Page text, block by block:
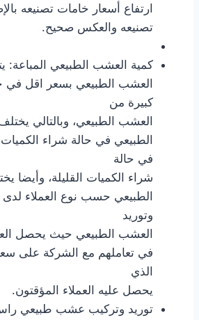
ارتفاع أسعار خامات تصنيعه
تصنيعه والعكس صحيح.
كمية العشب الطبيعي المباعة:
العشب الطبيعي بسعر اقل في
كبيرة من
العشب الطبيعي، وبالتالي
الطبيعي في حالة شراء
في حالة
شراء الكميات القليلة، وأيضا
الطبيعي حسب نوع العملاء
وتوريد
العشب الطبيعي حيث يحصل
في تعاملهم مع الشركة على
الذي
يحصل عليه العملاء المؤقتون.
توريد وتركيب عشب طبيعي